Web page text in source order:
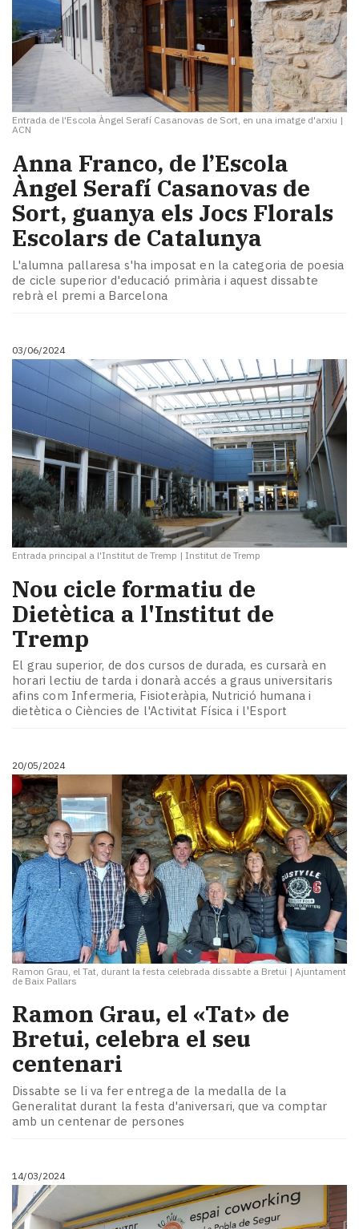
Entrada de l'Escola Àngel Serafí Casanovas de Sort, en una imatge d'arxiu |
ACN
Anna Franco, de l’Escola
Àngel Serafí Casanovas de
Sort, guanya els Jocs Florals
Escolars de Catalunya
L'alumna pallaresa s'ha imposat en la categoria de poesia
de cicle superior d'educació primària i aquest dissabte
rebrà el premi a Barcelona
03/06/2024
Entrada principal a l'Institut de Tremp | Institut de Tremp
Nou cicle formatiu de
Dietètica a l'Institut de
Tremp
El grau superior, de dos cursos de durada, es cursarà en
horari lectiu de tarda i donarà accés a graus universitaris
afins com Infermeria, Fisioteràpia, Nutrició humana i
dietètica o Ciències de l'Activitat Física i l'Esport
20/05/2024
Ramon Grau, el Tat, durant la festa celebrada dissabte a Bretui | Ajuntament
de Baix Pallars
Ramon Grau, el «Tat» de
Bretui, celebra el seu
centenari
Dissabte se li va fer entrega de la medalla de la
Generalitat durant la festa d'aniversari, que va comptar
amb un centenar de persones
14/03/2024